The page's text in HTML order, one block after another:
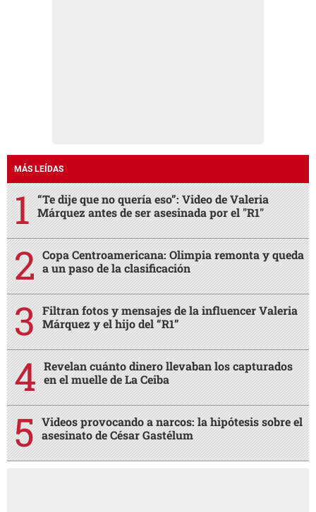
MÁS LEÍDAS
“Te dije que no quería eso”: Video de Valeria
Márquez antes de ser asesinada por el "R1"
Copa Centroamericana: Olimpia remonta y queda
a un paso de la clasificación
Filtran fotos y mensajes de la influencer Valeria
Márquez y el hijo del “R1”
Revelan cuánto dinero llevaban los capturados
en el muelle de La Ceiba
Videos provocando a narcos: la hipótesis sobre el
asesinato de César Gastélum